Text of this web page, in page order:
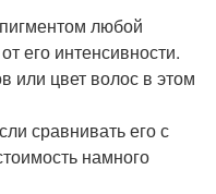
любой
его интенсивности.
или цвет волос в этом
сравнивать его с
намного